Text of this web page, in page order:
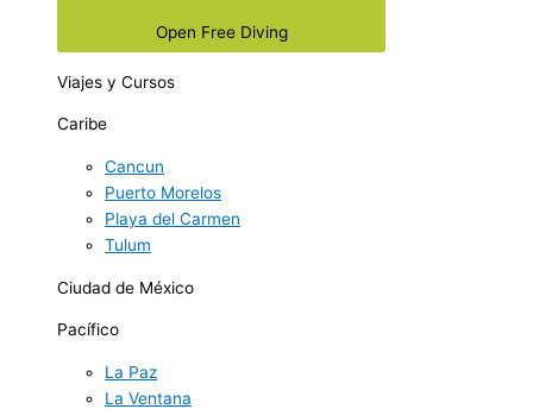
Open Free Diving
Viajes y Cursos
Caribe
Cancun
Puerto Morelos
Playa del Carmen
Tulum
Ciudad de México
Pacífico
La Paz
La Ventana